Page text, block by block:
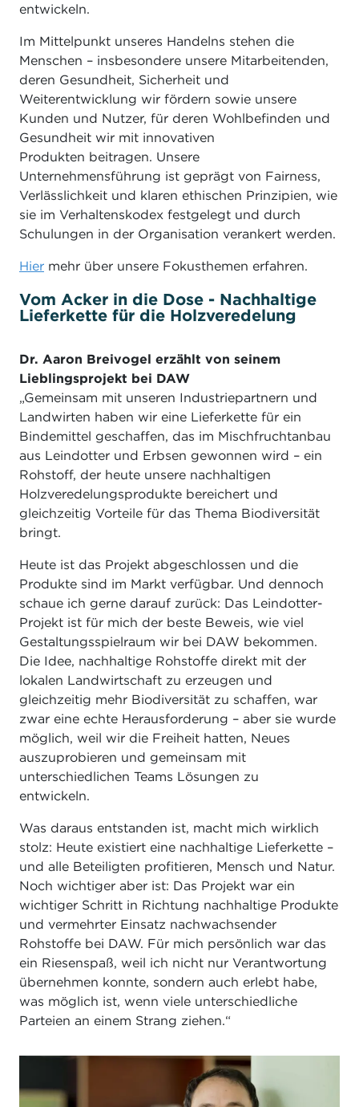
entwickeln.
Im Mittelpunkt unseres Handelns stehen die
Menschen – insbesondere unsere Mitarbeitenden,
deren Gesundheit, Sicherheit und
Weiterentwicklung wir fördern sowie unsere
Kunden und Nutzer, für deren Wohlbefinden und
Gesundheit wir mit innovativen
Produkten beitragen. Unsere
Unternehmensführung ist geprägt von Fairness,
Verlässlichkeit und klaren ethischen Prinzipien, wie
sie im Verhaltenskodex festgelegt und durch
Schulungen in der Organisation verankert werden.
Hier mehr über unsere Fokusthemen erfahren.
Vom Acker in die Dose - Nachhaltige
Lieferkette für die Holzveredelung
Dr. Aaron Breivogel erzählt von seinem
Lieblingsprojekt bei DAW
„Gemeinsam mit unseren Industriepartnern und
Landwirten haben wir eine Lieferkette für ein
Bindemittel geschaffen, das im Mischfruchtanbau
aus Leindotter und Erbsen gewonnen wird – ein
Rohstoff, der heute unsere nachhaltigen
Holzveredelungsprodukte bereichert und
gleichzeitig Vorteile für das Thema Biodiversität
bringt.
Heute ist das Projekt abgeschlossen und die
Produkte sind im Markt verfügbar. Und dennoch
schaue ich gerne darauf zurück: Das Leindotter-
Projekt ist für mich der beste Beweis, wie viel
Gestaltungsspielraum wir bei DAW bekommen.
Die Idee, nachhaltige Rohstoffe direkt mit der
lokalen Landwirtschaft zu erzeugen und
gleichzeitig mehr Biodiversität zu schaffen, war
zwar eine echte Herausforderung – aber sie wurde
möglich, weil wir die Freiheit hatten, Neues
auszuprobieren und gemeinsam mit
unterschiedlichen Teams Lösungen zu
entwickeln.
Was daraus entstanden ist, macht mich wirklich
stolz: Heute existiert eine nachhaltige Lieferkette –
und alle Beteiligten profitieren, Mensch und Natur.
Noch wichtiger aber ist: Das Projekt war ein
wichtiger Schritt in Richtung nachhaltige Produkte
und vermehrter Einsatz nachwachsender
Rohstoffe bei DAW. Für mich persönlich war das
ein Riesenspaß, weil ich nicht nur Verantwortung
übernehmen konnte, sondern auch erlebt habe,
was möglich ist, wenn viele unterschiedliche
Parteien an einem Strang ziehen.“